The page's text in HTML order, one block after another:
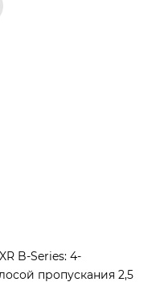
B-Series: 4-
пропускания 2,5